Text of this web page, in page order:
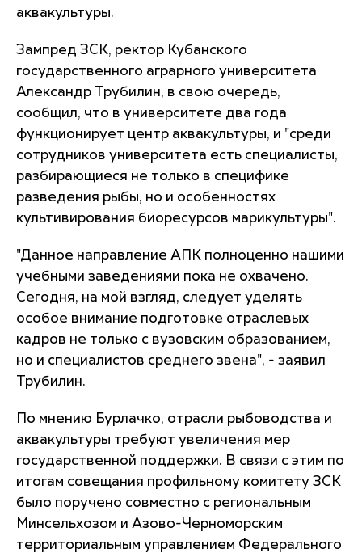
аквакультуры.
Зампред ЗСК, ректор Кубанского
государственного аграрного университета
Александр Трубилин, в свою очередь,
сообщил, что в университете два года
функционирует центр аквакультуры, и "среди
сотрудников университета есть специалисты,
разбирающиеся не только в специфике
разведения рыбы, но и особенностях
культивирования биоресурсов марикультуры".
"Данное направление АПК полноценно нашими
учебными заведениями пока не охвачено.
Сегодня, на мой взгляд, следует уделять
особое внимание подготовке отраслевых
кадров не только с вузовским образованием,
но и специалистов среднего звена", - заявил
Трубилин.
По мнению Бурлачко, отрасли рыбоводства и
аквакультуры требуют увеличения мер
государственной поддержки. В связи с этим по
итогам совещания профильному комитету ЗСК
было поручено совместно с региональным
Минсельхозом и Азово-Черноморским
территориальным управлением Федерального